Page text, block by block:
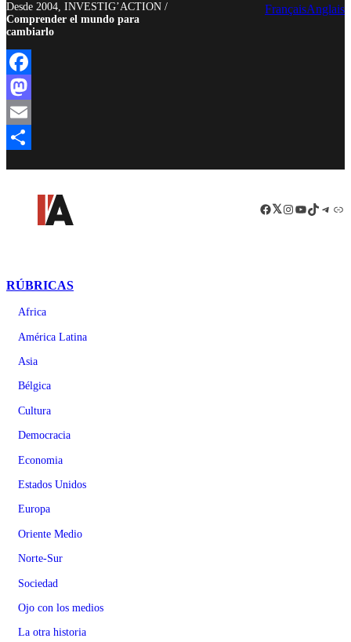
Desde 2004, INVESTIG’ACTION /
Comprender el mundo para
cambiarlo
FrançaisAnglais
Facebook
Mastodon
Email
Facebook
LinkedIn
Instagram
YouTube
TikTok
RÚBRICAS
Africa
América Latina
Asia
Bélgica
Cultura
Democracia
Economia
Estados Unidos
Europa
Oriente Medio
Norte-Sur
Sociedad
Ojo con los medios
La otra historia